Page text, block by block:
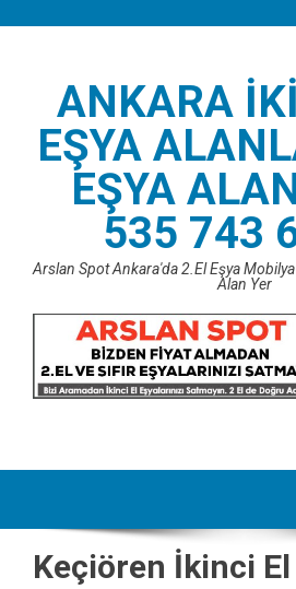
ANKARA
EŞYA
EŞYA
535 743
Arslan Spot Ankara'da 2.El Eşya
Alan Yer
Keçiören İkinci El